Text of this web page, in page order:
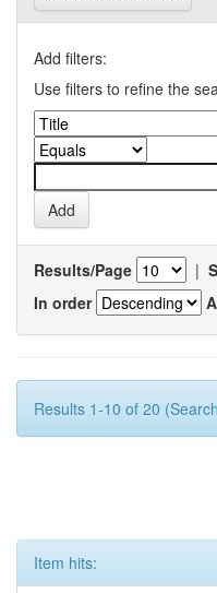
Add filters:
Use filters to refine the
Results/Page |
In order
Results 1-10 of 20
Item hits: